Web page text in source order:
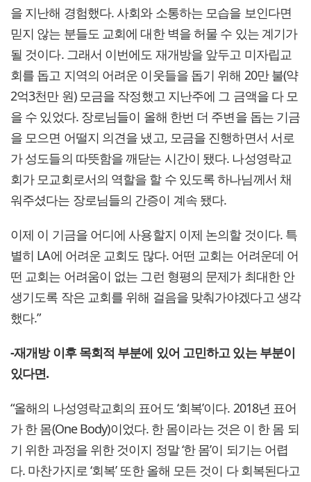
을 지난해 경험했다. 사회와 소통하는 모습을 보인다면
믿지 않는 분들도 교회에 대한 벽을 허물 수 있는 계기가
될 것이다. 그래서 이번에도 재개방을 앞두고 미자립교
회를 돕고 지역의 어려운 이웃들을 돕기 위해 20만 불(약
2억3천만 원) 모금을 작정했고 지난주에 그 금액을 다 모
을 수 있었다. 장로님들이 올해 한번 더 주변을 돕는 기금
을 모으면 어떨지 의견을 냈고, 모금을 진행하면서 서로
가 성도들의 따뜻함을 깨닫는 시간이 됐다. 나성영락교
회가 모교회로서의 역할을 할 수 있도록 하나님께서 채
워주셨다는 장로님들의 간증이 계속 됐다.
이제 이 기금을 어디에 사용할지 이제 논의할 것이다. 특
별히 LA에 어려운 교회도 많다. 어떤 교회는 어려운데 어
떤 교회는 어려움이 없는 그런 형평의 문제가 최대한 안
생기도록 작은 교회를 위해 걸음을 맞춰가야겠다고 생각
했다.”
-재개방 이후 목회적 부분에 있어 고민하고 있는 부분이
있다면.
“올해의 나성영락교회의 표어도 ‘회복’이다. 2018년 표어
가 한 몸(One Body)이었다. 한 몸이라는 것은 이 한 몸 되
기 위한 과정을 위한 것이지 정말 ‘한 몸’이 되기는 어렵
다. 마찬가지로 ‘회복’ 또한 올해 모든 것이 다 회복된다고